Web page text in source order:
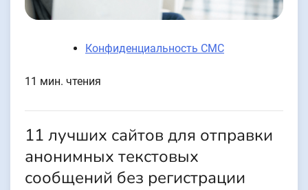
Конфиденциальность СМС
11 мин. чтения
11 лучших сайтов для отправки
анонимных текстовых
сообщений без регистрации